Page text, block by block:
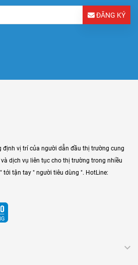
ĐĂNG KÝ
định vị trí của người dẫn đầu thị trường cung
dịch vụ liên tục cho thị trường trong nhiều
tới tận tay " người tiêu dùng ". HotLine: